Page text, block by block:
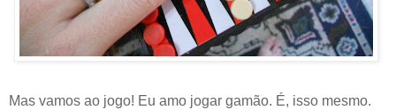
Mas vamos ao jogo! Eu amo jogar gamão. É, isso mesmo.